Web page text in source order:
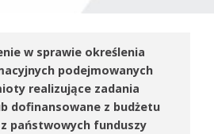
w sprawie określenia
podejmowanych
realizujące zadania
dofinansowane z budżetu
państwowych funduszy